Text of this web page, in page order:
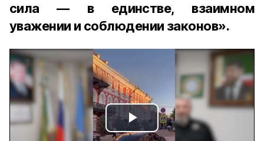
сила — в единстве, взаимном
уважении и соблюдении законов».
Play